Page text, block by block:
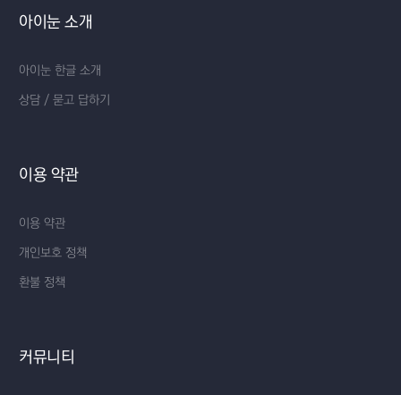
아이눈 소개
아이눈 한글 소개
상담 / 묻고 답하기
이용 약관
이용 약관
개인보호 정책
환불 정책
커뮤니티